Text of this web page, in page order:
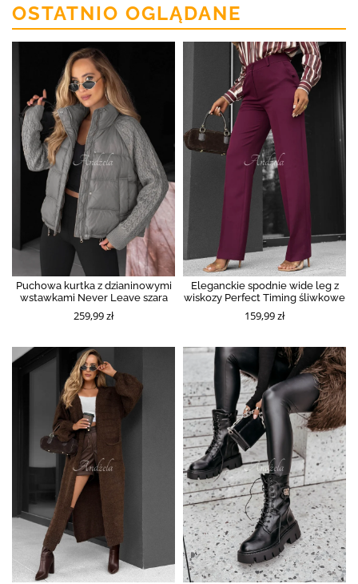
OSTATNIO OGLĄDANE
Puchowa kurtka z dzianinowymi
wstawkami Never Leave szara
259,99 zł
Eleganckie spodnie wide leg z
wiskozy Perfect Timing śliwkowe
159,99 zł